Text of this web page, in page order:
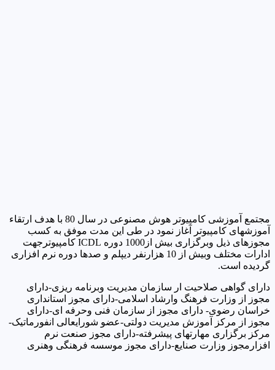
مجتمع آموزشی کامپیوتر هوش مصنوعی در سال 80 با هدف ارتقاء
آموزشهای کامپیوتر آغاز نمود در طی این مدت موفق به کسب
مجوزهای ذیل وبرگزاری بیش از1000 دوره ICDL کامپیوترجهت
ادارات مختلف وبیش از 10 هزارنفر دیپلم و صدها دوره نرم افزاری
گردیده است.
دارای گواهی صلاحیت ار سازمان مدیریت وبرنامه ریزی-دارای
مجوز از وزارت فرهنگ وارشاد اسلامی-دارای مجوز استانداری
خراسان رضوی- دارای مجوز از سازمان فنی وحرفه ای-دارای
مجوز از مرکز آموزش مدیریت دولتی-عضو شورایعالی انفورماتیک-
مرکز برگزاری مهارتهای پیشرفته-دارای مجوز صنعت نرم
افزارمجوز وزارت صنایع-دارای مجوز موسسه فرهنگی وهنری